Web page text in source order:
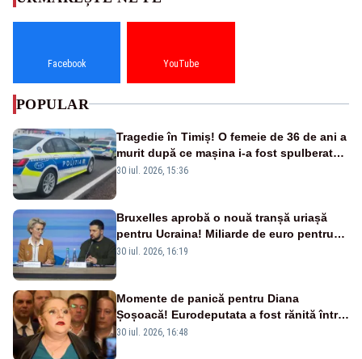
Facebook YouTube
POPULAR
Tragedie în Timiș! O femeie de 36 de ani a
murit după ce mașina i-a fost spulberată
de tren
30 iul. 2026, 15:36
Bruxelles aprobă o nouă tranșă uriașă
pentru Ucraina! Miliarde de euro pentru
armament și apărare
30 iul. 2026, 16:19
Momente de panică pentru Diana
Șoșoacă! Eurodeputata a fost rănită într-
un accident rutier
30 iul. 2026, 16:48